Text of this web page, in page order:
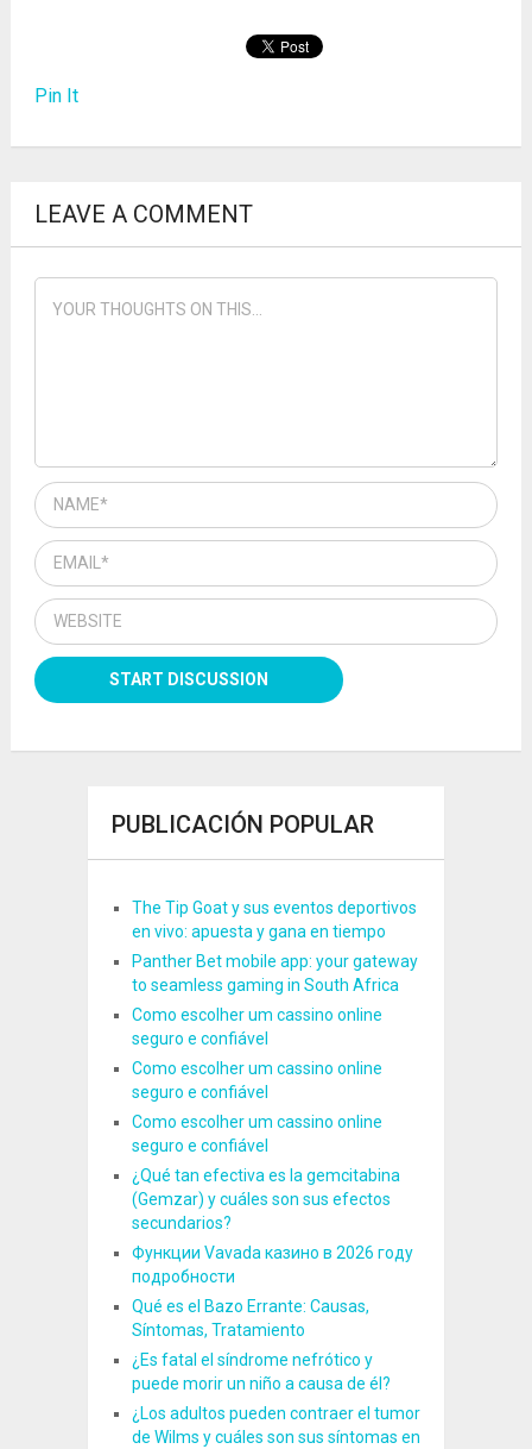
Pin It
LEAVE A COMMENT
PUBLICACIÓN POPULAR
The Tip Goat y sus eventos deportivos
en vivo: apuesta y gana en tiempo
Panther Bet mobile app: your gateway
to seamless gaming in South Africa
Como escolher um cassino online
seguro e confiável
Como escolher um cassino online
seguro e confiável
Como escolher um cassino online
seguro e confiável
¿Qué tan efectiva es la gemcitabina
(Gemzar) y cuáles son sus efectos
secundarios?
Функции Vavada казино в 2026 году
подробности
Qué es el Bazo Errante: Causas,
Síntomas, Tratamiento
¿Es fatal el síndrome nefrótico y
puede morir un niño a causa de él?
¿Los adultos pueden contraer el tumor
de Wilms y cuáles son sus síntomas en